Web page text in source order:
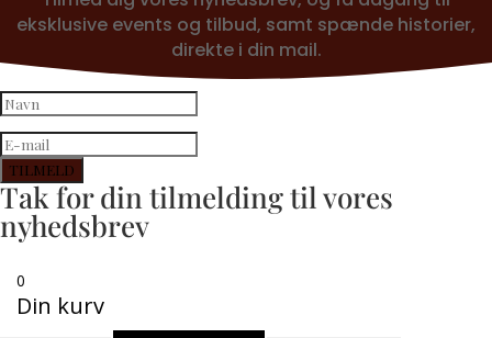
eksklusive events og tilbud, samt spænde historier,
direkte i din mail.
TILMELD
Tak for din tilmelding til vores
nyhedsbrev
0
Din kurv